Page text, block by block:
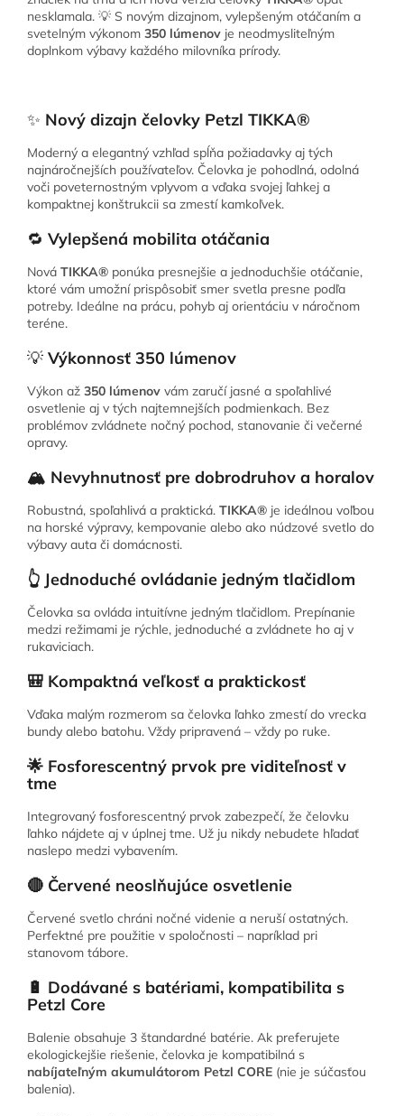
nesklamala. 💡 S novým dizajnom, vylepšeným otáčaním a
svetelným výkonom 350 lúmenov je neodmysliteľným
doplnkom výbavy každého milovníka prírody.
✨ Nový dizajn čelovky Petzl TIKKA®
Moderný a elegantný vzhľad spĺňa požiadavky aj tých
najnáročnejších používateľov. Čelovka je pohodlná, odolná
voči poveternostným vplyvom a vďaka svojej ľahkej a
kompaktnej konštrukcii sa zmestí kamkoľvek.
🔁 Vylepšená mobilita otáčania
Nová TIKKA® ponúka presnejšie a jednoduchšie otáčanie,
ktoré vám umožní prispôsobiť smer svetla presne podľa
potreby. Ideálne na prácu, pohyb aj orientáciu v náročnom
teréne.
💡 Výkonnosť 350 lúmenov
Výkon až 350 lúmenov vám zaručí jasné a spoľahlivé
osvetlenie aj v tých najtemnejších podmienkach. Bez
problémov zvládnete nočný pochod, stanovanie či večerné
opravy.
🏔️ Nevyhnutnosť pre dobrodruhov a horalov
Robustná, spoľahlivá a praktická. TIKKA® je ideálnou voľbou
na horské výpravy, kempovanie alebo ako núdzové svetlo do
výbavy auta či domácnosti.
👆 Jednoduché ovládanie jedným tlačidlom
Čelovka sa ovláda intuitívne jedným tlačidlom. Prepínanie
medzi režimami je rýchle, jednoduché a zvládnete ho aj v
rukaviciach.
🎒 Kompaktná veľkosť a praktickosť
Vďaka malým rozmerom sa čelovka ľahko zmestí do vrecka
bundy alebo batohu. Vždy pripravená – vždy po ruke.
🌟 Fosforescentný prvok pre viditeľnosť v
tme
Integrovaný fosforescentný prvok zabezpečí, že čelovku
ľahko nájdete aj v úplnej tme. Už ju nikdy nebudete hľadať
naslepo medzi vybavením.
🔴 Červené neoslňujúce osvetlenie
Červené svetlo chráni nočné videnie a neruší ostatných.
Perfektné pre použitie v spoločnosti – napríklad pri
stanovom tábore.
🔋 Dodávané s batériami, kompatibilita s
Petzl Core
Balenie obsahuje 3 štandardné batérie. Ak preferujete
ekologickejšie riešenie, čelovka je kompatibilná s
nabíjateľným akumulátorom Petzl CORE (nie je súčasťou
balenia).